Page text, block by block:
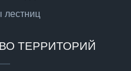
лестниц
ТЕРРИТОРИЙ